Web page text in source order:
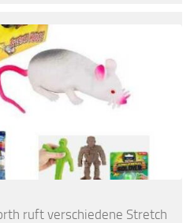
ruft verschiedene Stretch